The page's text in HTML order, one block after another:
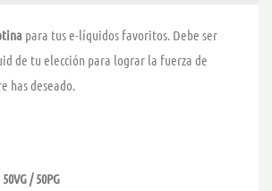
para tus e-líquidos favoritos. Debe ser
de tu elección para lograr la fuerza de
has deseado.
50VG / 50PG